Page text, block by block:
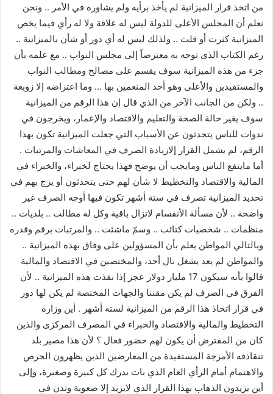
من اتخذ قرار الميزانية لم يأخذ برأيه ولم يشاوره في الأمر .. ونحن
نعلم أن المجلس الأعلى للدولة ليس له علاقة ولا له رأي فيما يخص
الميزانية كثرت أو قلت .. ولذلك ليس له أي دور أو شأن بالميزانية ..
رغم الكتاب الذى توجه به معترضاً إلى مجلس النواب .. مع علمه بأن
جزء من هذه الميزانية سوف يقسم على مصالح ومطالب النواب
والمستفيدين والأعلى وهو أحد المنعمين بها … وما اعتراضه إلا زوبعة
.. ولكن من الجانب الآخر من الذي قال إن هذا الرقم من الميزانية
سوف يغير حالة الصحة والتعليم والاقتصاد والإعمار، ويخرجون في
ندوات للناس يتحدثون عن الأسباب التي جعلت الميزانية تكون بهذا
الرقم، لم يشمل القرار إلازيادة الصرف في المعاشات والمرتبات .
أما ماينفع الناس ومايجب أن يوضح فهذا يحتاج لخبراء، والخبراء في
المالية والاقتصاد والتخطيط لا شأن لهم حتى يتحدثون أو يزج بهم في
تحديد الميزانية تصرف في ستة أشهر تكون فيها أوجه الصرف غير
واضحة .. لأن مسألة الأنفسام لاتزال باقية وكل له مطالب .. بلديات ..
منظمات .. شخصيات كتائب .. وسمّ ماشئت .. والمرتبات برقم وقدره
وبالتالي المواطن يعلم بأن المسؤولين على وفاق بهذه الميزانية ..
والمواطن لم يعد يشغل بال أحد، والمختصين في الاقتصاد والمالية
قالوا بأنه سيكون 17 مليار دولار عجز إذا نفذت هذه الميزانية .. لأن
الفرق في الصرف لم يكن مقننا والجهات المختصة لم يكن لها دور
في قرار اتخاذ هذا الرقم من الميزانية لسته أشهر . أين وزارة
التخطيط والمالية والاقتصاد والخبراء في المصرف المركزى والذين
كان من المفترض أن يكون لهم حضور فعال ؟ لأن هذا مصير بلد
تنقاذفه الأمزجة المستفيدة من المعارضين الذين يظهرون الحرص
والاهتمام أمام الرأي العام الذي بات يدرك كل كبيرة وصغيرة، وإلى
أين يزيدون الذهاب بهذا القرار الذي لايزيد إلا صعوبة وتدن في